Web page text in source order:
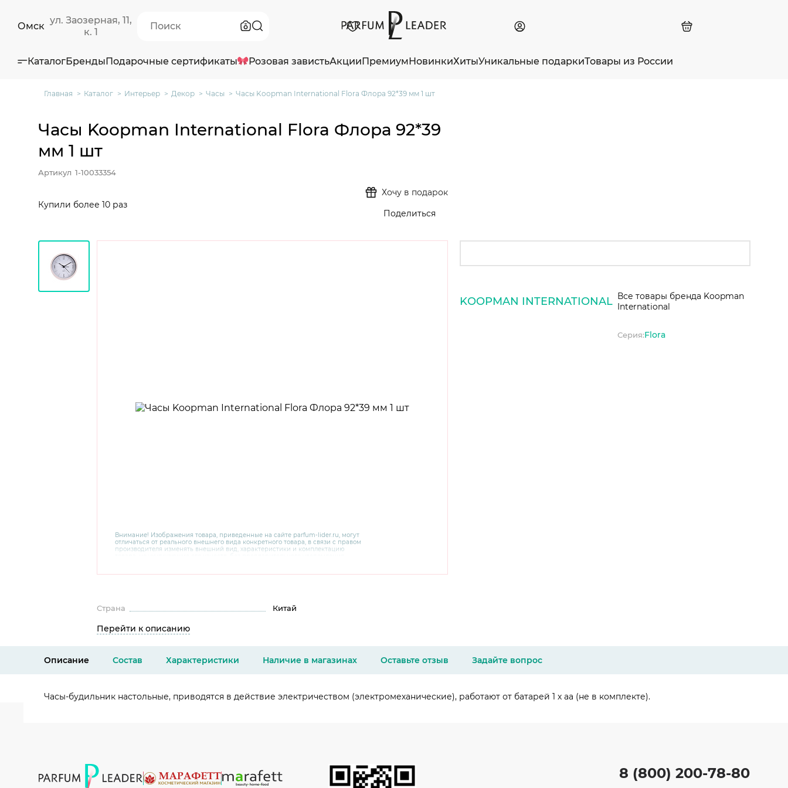
Омск
ул. Заозерная, 11,
к. 1
КаталогБрендыПодарочные сертификаты Розовая завистьАкцииПремиумНовинкиХитыУникальные подаркиТовары из России
Главная Каталог Интерьер Декор Часы Часы Koopman International Flora Флора 92*39 мм 1 шт
Внимание! Изображения товара, приведенные на сайте parfum-lider.ru, могут
отличаться от реального внешнего вида конкретного товара, в связи с правом
производителя изменять внешний вид, характеристики и комплектацию
консультантов по номеру 8 800 200 78 80.
Часы Koopman International Flora Флора 92*39
мм 1 шт
Артикул 1-10033354
Купили более 10 раз
Хочу в подарок
Поделиться
Страна Китай
Перейти к описанию
KOOPMAN INTERNATIONAL Все товары бренда Koopman
International
Серия:Flora
Описание Состав Характеристики Наличие в магазинах Оставьте отзыв Задайте вопрос
Часы-будильник настольные, приводятся в действие электричеством (электромеханические), работают от батарей 1 х aa (не в комплекте).
8 (800) 200-78-80